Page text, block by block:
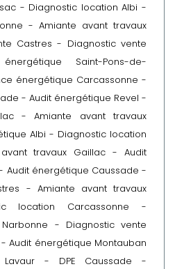
- Diagnostic location Albi -
- Amiante avant travaux
Castres - Diagnostic vente
Saint-Pons-de-
énergétique Carcassonne -
- Audit énergétique Revel -
-Amiante avant travaux
Albi - Diagnostic location
travaux Gaillac -Audit
Audit énergétique Caussade -
- Amiante avant travaux
location Carcassonne -
- Diagnostic vente
Audit énergétique Montauban
- DPE Caussade -